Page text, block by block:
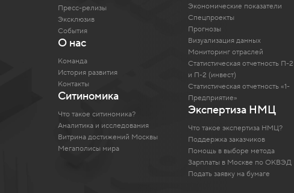
Пресс-релизы
Эксклюзив
События
О нас
Команда
История развития
Контакты
Ситиномика
Что такое ситиномика?
Аналитика и исследования
Витрина достижений Москвы
Мегаполисы мира
Экономические показатели
Спецпроекты
Прогнозы
Визуализация данных
Мониторинг отраслей
Статистическая отчетность П-2
и П-2 (инвест)
Статистическая отчетность «1-
Предприятие»
Экспертиза НМЦ
Что такое экспертиза НМЦ?
Поддержка заказчиков
Помощь в выборе метода
Зарплаты в Москве по ОКВЭД
Подать заявку на бумаге